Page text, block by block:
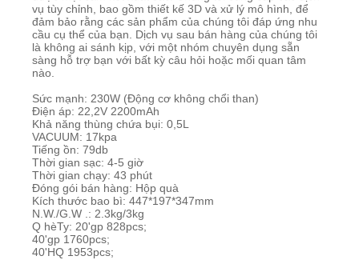
vụ tùy chỉnh, bao gồm thiết kế 3D và xử lý mô hình, để
đảm bảo rằng các sản phẩm của chúng tôi đáp ứng nhu
cầu cụ thể của bạn. Dịch vụ sau bán hàng của chúng tôi
là không ai sánh kịp, với một nhóm chuyên dụng sẵn
sàng hỗ trợ bạn với bất kỳ câu hỏi hoặc mối quan tâm
nào.
Sức mạnh: 230W (Động cơ không chổi than)
Điện áp: 22,2V 2200mAh
Khả năng thùng chứa bụi: 0,5L
VACUUM: 17kpa
Tiếng ồn: 79db
Thời gian sạc: 4-5 giờ
Thời gian chạy: 43 phút
Đóng gói bán hàng: Hộp quà
Kích thước bao bì: 447*197*347mm
N.W./G.W .: 2.3kg/3kg
Q hèTy: 20'gp 828pcs;
40'gp 1760pcs;
40'HQ 1953pcs;